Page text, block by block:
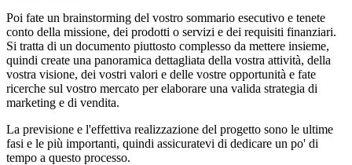
Poi fate un brainstorming del vostro sommario esecutivo e tenete
conto della missione, dei prodotti o servizi e dei requisiti finanziari.
Si tratta di un documento piuttosto complesso da mettere insieme,
quindi create una panoramica dettagliata della vostra attività, della
vostra visione, dei vostri valori e delle vostre opportunità e fate
ricerche sul vostro mercato per elaborare una valida strategia di
marketing e di vendita.
La previsione e l'effettiva realizzazione del progetto sono le ultime
fasi e le più importanti, quindi assicuratevi di dedicare un po' di
tempo a questo processo.